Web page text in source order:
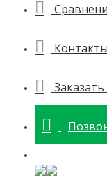
Контакты